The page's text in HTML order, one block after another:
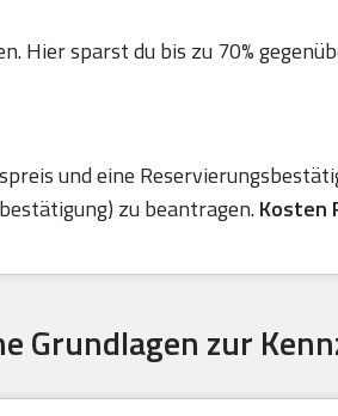
Hier sparst du bis zu 70%
und eine
zu beantragen.Kosten
Grundlagen zur